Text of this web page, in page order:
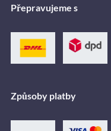
Přepravujeme s
Způsoby platby